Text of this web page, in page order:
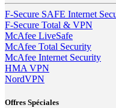
F-Secure SAFE Internet
F-Secure Total & VPN
McAfee LiveSafe
McAfee Total Security
McAfee Internet Security
HMA VPN
NordVPN
Offres Spéciales